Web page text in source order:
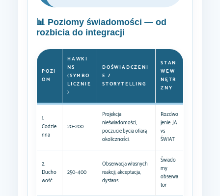
📊 Poziomy świadomości — od
rozbicia do integracji
POZI
OM
HAWKI
NS
(SYMBO
LICZNIE
)
DOŚWIADCZENI
E /
STORYTELLING
STAN
WEW
NĘTR
ZNY
1.
Codzie
nna
20–200
Projekcja
nieświadomości,
poczucie bycia ofiarą
okoliczności.
Rozdwo
jenie: JA
vs
ŚWIAT
2.
Ducho
wość
250–400
Obserwacja własnych
reakcji, akceptacja,
dystans.
Świado
my
obserwa
tor